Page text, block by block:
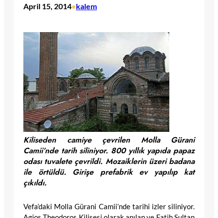
April 15, 2014•kalem
Kiliseden camiye çevrilen Molla Gürani
Camii’nde tarih siliniyor. 800 yıllık yapıda papaz
odası tuvalete çevrildi. Mozaiklerin üzeri badana
ile örtüldü. Girişe prefabrik ev yapılıp kat
çıkıldı.
Vefa’daki Molla Gürani Camii’nde tarihi izler siliniyor.